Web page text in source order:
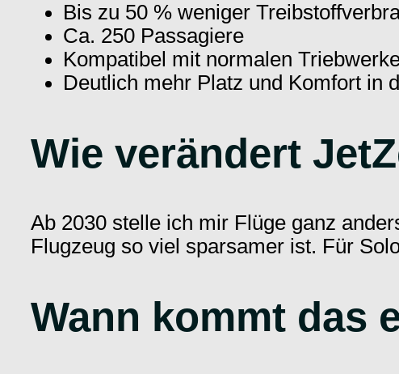
Bis zu 50 % weniger
Ca. 250 Passagiere
Kompatibel mit normalen
Deutlich mehr Platz und Komfort in
Wie verändert
Ab 2030 stelle ich mir Flüge ganz
Flugzeug so viel sparsamer ist. Für
Wann kommt das